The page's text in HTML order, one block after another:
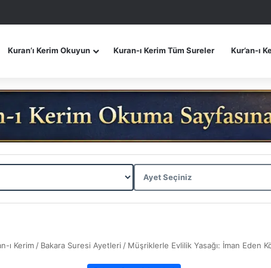
Kuran’ı Kerim Okuyun Kuran-ı Kerim Tüm Sureler Kur’an-ı
ı Kerim / Bakara Suresi Ayetleri / Müşriklerle Evlilik Yasağı: İman Eden